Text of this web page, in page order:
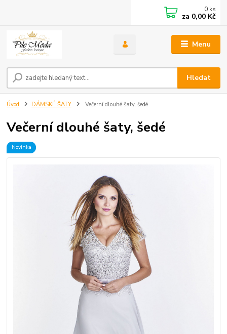
Menu
Hledat
0 ks
za 0,00 Kč
Úvod DÁMSKÉ ŠATY Večerní dlouhé šaty, šedé
Večerní dlouhé šaty, šedé
Novinka